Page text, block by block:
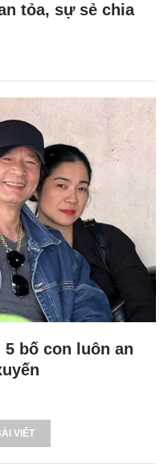
tỏa, sự sẻ chia
5 bố con luôn an
VIẾT